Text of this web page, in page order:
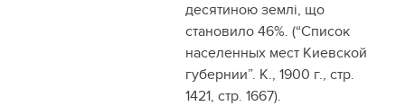
десятиною землі, що
становило 46%. (“Список
населенных мест Киевской
губернии”. К., 1900 г., стр.
1421, стр. 1667).